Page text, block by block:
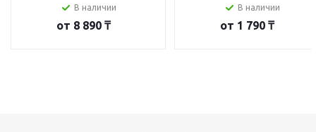
В наличии
от 8 890 ₸
В наличии
от 1 790 ₸